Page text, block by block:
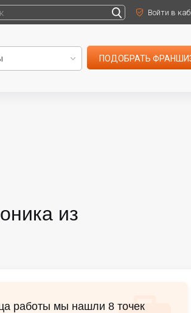
Войти в
ПОДОБРАТЬ
из
работы мы нашли 8 точек